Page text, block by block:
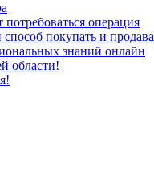
операция
покупать и
знаний онлайн
области!